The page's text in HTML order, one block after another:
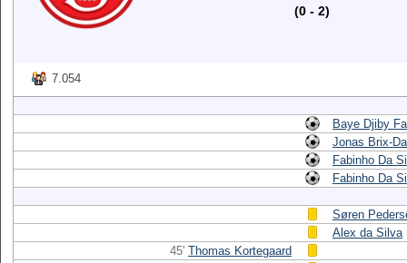
(0 - 2)
7.054
Baye Djiby
Jonas Brix-
Fabinho Da
Fabinho Da
Søren
Alex da Silva
45' Thomas Kortegaard